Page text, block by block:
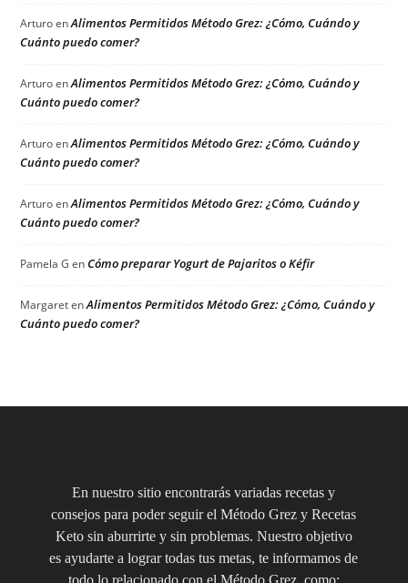
ArturoenAlimentos Permitidos Método Grez: ¿Cómo, Cuándo y
Cuánto puedo comer?
ArturoenAlimentos Permitidos Método Grez: ¿Cómo, Cuándo y
Cuánto puedo comer?
ArturoenAlimentos Permitidos Método Grez: ¿Cómo, Cuándo y
Cuánto puedo comer?
ArturoenAlimentos Permitidos Método Grez: ¿Cómo, Cuándo y
Cuánto puedo comer?
Pamela G enCómo preparar Yogurt de Pajaritos o Kéfir
MargaretenAlimentos Permitidos Método Grez: ¿Cómo, Cuándo y
Cuánto puedo comer?
En nuestro sitio encontrarás variadas recetas y
consejos para poder seguir el Método Grez y Recetas
Keto sin aburrirte y sin problemas. Nuestro objetivo
es ayudarte a lograr todas tus metas, te informamos de